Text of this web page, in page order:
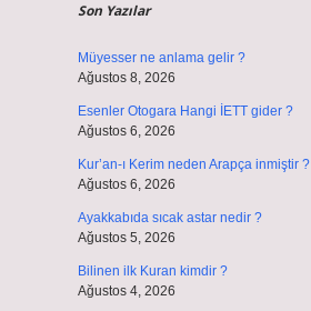
Son Yazılar
Müyesser ne anlama gelir ?
Ağustos 8, 2026
Esenler Otogara Hangi İETT gider ?
Ağustos 6, 2026
Kur’an-ı Kerim neden Arapça inmiştir ?
Ağustos 6, 2026
Ayakkabıda sıcak astar nedir ?
Ağustos 5, 2026
Bilinen ilk Kuran kimdir ?
Ağustos 4, 2026